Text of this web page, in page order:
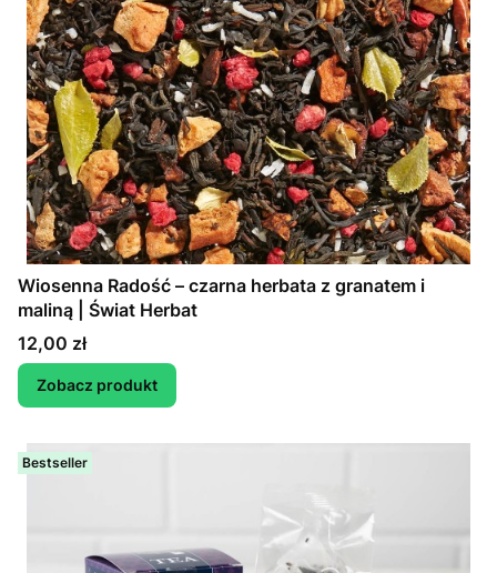
Wiosenna Radość – czarna herbata z granatem i
maliną | Świat Herbat
Cena
12,00 zł
Zobacz produkt
Bestseller